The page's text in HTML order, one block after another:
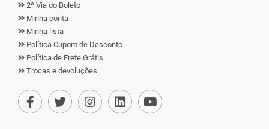
2ª Via do Boleto
Minha conta
Minha lista
Política Cupom de Desconto
Política de Frete Grátis
Trocas e devoluções